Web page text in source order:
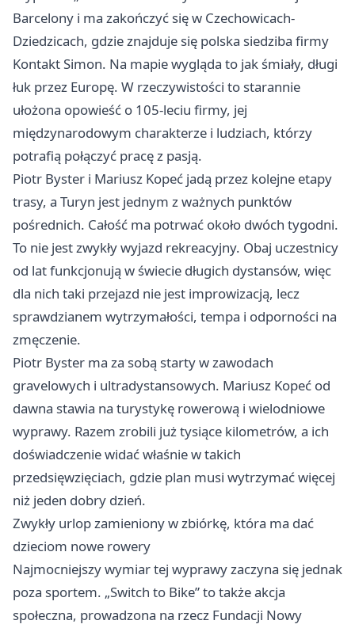
Barcelony i ma zakończyć się w Czechowicach-
Dziedzicach, gdzie znajduje się polska siedziba firmy
Kontakt Simon. Na mapie wygląda to jak śmiały, długi
łuk przez Europę. W rzeczywistości to starannie
ułożona opowieść o 105-leciu firmy, jej
międzynarodowym charakterze i ludziach, którzy
potrafią połączyć pracę z pasją.
Piotr Byster i Mariusz Kopeć jadą przez kolejne etapy
trasy, a Turyn jest jednym z ważnych punktów
pośrednich. Całość ma potrwać około dwóch tygodni.
To nie jest zwykły wyjazd rekreacyjny. Obaj uczestnicy
od lat funkcjonują w świecie długich dystansów, więc
dla nich taki przejazd nie jest improwizacją, lecz
sprawdzianem wytrzymałości, tempa i odporności na
zmęczenie.
Piotr Byster ma za sobą starty w zawodach
gravelowych i ultradystansowych. Mariusz Kopeć od
dawna stawia na turystykę rowerową i wielodniowe
wyprawy. Razem zrobili już tysiące kilometrów, a ich
doświadczenie widać właśnie w takich
przedsięwzięciach, gdzie plan musi wytrzymać więcej
niż jeden dobry dzień.
Zwykły urlop zamieniony w zbiórkę, która ma dać
dzieciom nowe rowery
Najmocniejszy wymiar tej wyprawy zaczyna się jednak
poza sportem. „Switch to Bike” to także akcja
społeczna, prowadzona na rzecz Fundacji Nowy